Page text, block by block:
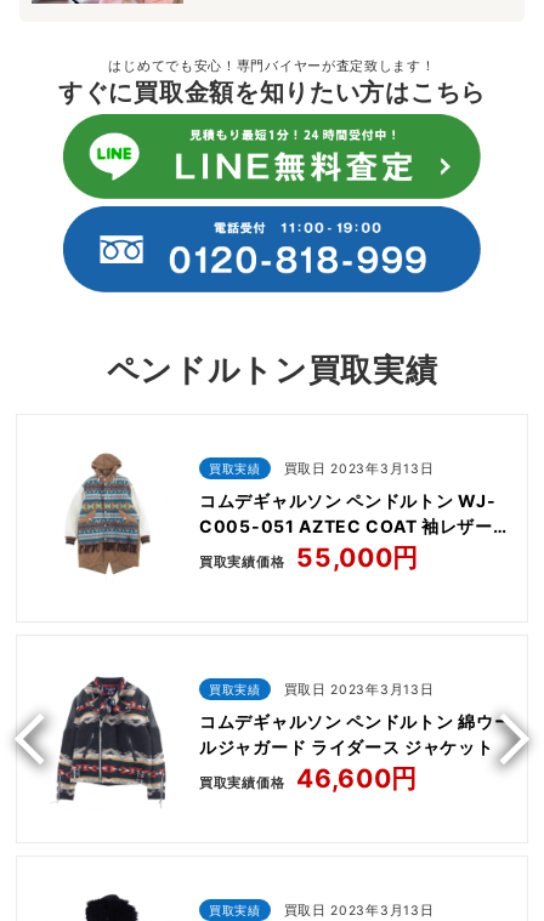
はじめてでも安心！専門バイヤーが査定致します！
すぐに買取金額を知りたい方はこちら
ペンドルトン買取実績
買取実績 買取日 2023年3月13日
コムデギャルソン ペンドルトン WJ-
C005-051 AZTEC COAT 袖レザー切
替 モッズ
買取実績価格 55,000円
買取実績 買取日 2023年3月13日
コムデギャルソン ペンドルトン 綿ウー
ルジャガード ライダース ジャケット
買取実績価格 46,600円
買取実績 買取日 2023年3月13日